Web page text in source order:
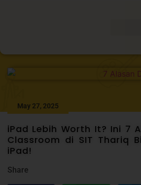
May 27, 2025
iPad Lebih Worth It? Ini 7
Classroom di SIT Thariq
iPad!
Share